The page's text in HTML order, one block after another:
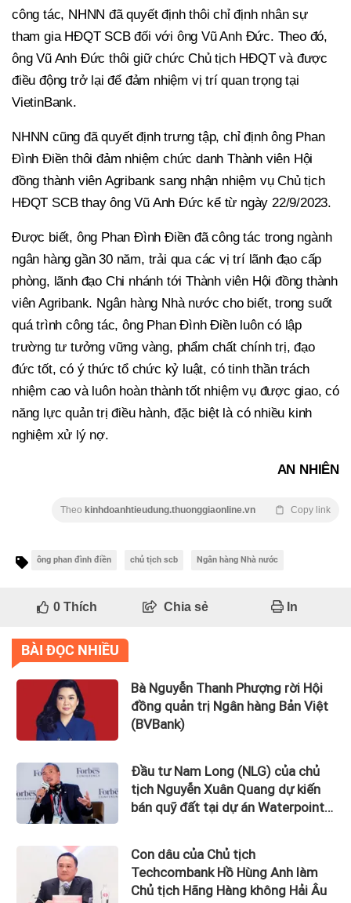
công tác, NHNN đã quyết định thôi chỉ định nhân sự
tham gia HĐQT SCB đối với ông Vũ Anh Đức. Theo đó,
ông Vũ Anh Đức thôi giữ chức Chủ tịch HĐQT và được
điều động trở lại để đảm nhiệm vị trí quan trọng tại
VietinBank.
NHNN cũng đã quyết định trưng tập, chỉ định ông Phan
Đình Điền thôi đảm nhiệm chức danh Thành viên Hội
đồng thành viên Agribank sang nhận nhiệm vụ Chủ tịch
HĐQT SCB thay ông Vũ Anh Đức kể từ ngày 22/9/2023.
Được biết, ông Phan Đình Điền đã công tác trong ngành
ngân hàng gần 30 năm, trải qua các vị trí lãnh đạo cấp
phòng, lãnh đạo Chi nhánh tới Thành viên Hội đồng thành
viên Agribank. Ngân hàng Nhà nước cho biết, trong suốt
quá trình công tác, ông Phan Đình Điền luôn có lập
trường tư tưởng vững vàng, phẩm chất chính trị, đạo
đức tốt, có ý thức tổ chức kỷ luật, có tinh thần trách
nhiệm cao và luôn hoàn thành tốt nhiệm vụ được giao, có
năng lực quản trị điều hành, đặc biệt là có nhiều kinh
nghiệm xử lý nợ.
AN NHIÊN
Theo kinhdoanhtieudung.thuonggiaonline.vn Copy link
ông phan đình điền chủ tịch scb Ngân hàng Nhà nước
0Thích Chia sẻ In
BÀI ĐỌC NHIỀU
Bà Nguyễn Thanh Phượng rời Hội
đồng quản trị Ngân hàng Bản Việt
(BVBank)
Đầu tư Nam Long (NLG) của chủ
tịch Nguyễn Xuân Quang dự kiến
bán quỹ đất tại dự án Waterpoint,
Con dâu của Chủ tịch
Techcombank Hồ Hùng Anh làm
Chủ tịch Hãng Hàng không Hải Âu